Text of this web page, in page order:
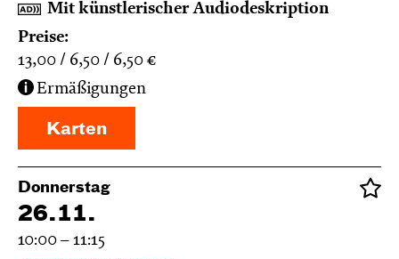
Mit künstlerischer Audiodeskription
Preise:
13,00
6,50 6,50 €
Ermäßigungen
Karten
Donnerstag
26.11.
10:00 – 11:15